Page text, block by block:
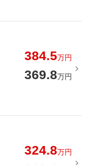
384.5万円
369.8万円
324.8万円